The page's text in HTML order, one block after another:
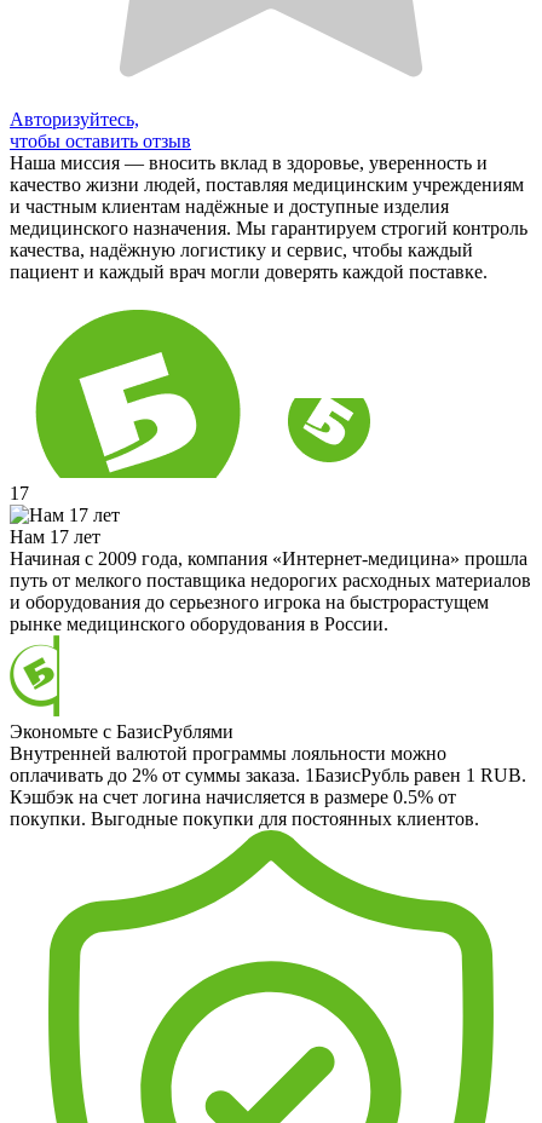
Авторизуйтесь,
чтобы оставить отзыв
Наша миссия — вносить вклад в здоровье, уверенность и
качество жизни людей, поставляя медицинским учреждениям
и частным клиентам надёжные и доступные изделия
медицинского назначения. Мы гарантируем строгий контроль
качества, надёжную логистику и сервис, чтобы каждый
пациент и каждый врач могли доверять каждой поставке.
17
Нам 17 лет
Начиная с 2009 года, компания «Интернет-медицина» прошла
путь от мелкого поставщика недорогих расходных материалов
и оборудования до серьезного игрока на быстрорастущем
рынке медицинского оборудования в России.
Экономьте с БазисРублями
Внутренней валютой программы лояльности можно
оплачивать до 2% от суммы заказа. 1БазисРубль равен 1 RUB.
Кэшбэк на счет логина начисляется в размере 0.5% от
покупки. Выгодные покупки для постоянных клиентов.